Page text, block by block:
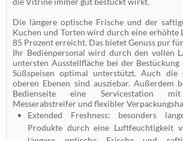
Die längere optische Frische und der
Kuchen und Torten wird durch eine erhöhte
85 Prozent erreicht. Das bietet Genuss pur
Ihr Bedienpersonal wird durch den vollen
untersten Ausstellfläche bei der
Süßspeisen optimal unterstützt. Auch die
oberen Ebenen sind ausziebar. Außerdem
Bedienseite eine Servicestation mit
Messerabstreifer und flexibler
Extended Freshness: besonders
Produkte durch eine Luftfeuchtigkeit